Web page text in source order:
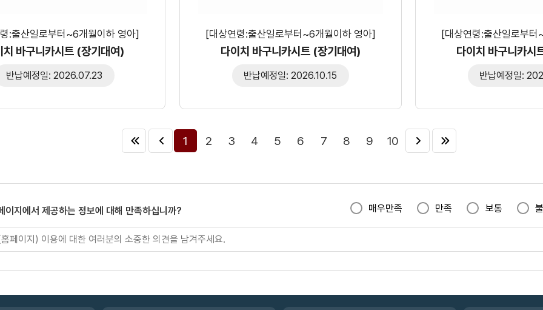
:출산일로부터~6개월이하 영아]
치 바구니카시트 (장기대여)
반납예정일: 2026.07.23
[대상연령:출산일로부터~6개월이하 영아]
다이치 바구니카시트 (장기대여)
반납예정일: 2026.10.15
[대상연령:출산일로부
다이치 바구니카시
반납예정일:
1 2 3 4 5 6 7 8 9 10
이지에서 제공하는 정보에 대해 만족하십니까? 매우만족 만족 보통